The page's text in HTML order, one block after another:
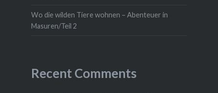
Wo die wilden Tiere wohnen – Abenteuer in
Masuren/Teil 2
Recent Comments